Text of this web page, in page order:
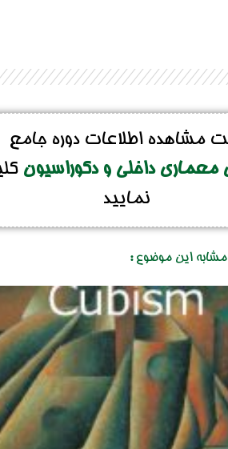
مشاهده اطلاعات دوره جامع
داخلی و دکوراسیون
نمایید
این موضوع :